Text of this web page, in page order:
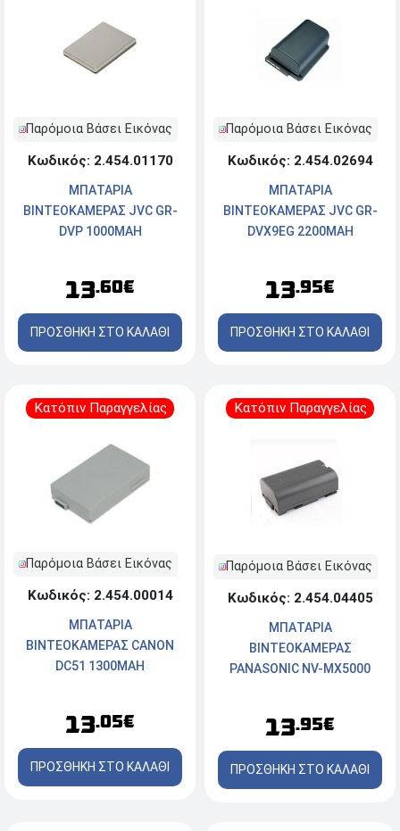
Παρόμοια Βάσει Εικόνας
Κωδικός: 2.454.01170
ΜΠΑΤΑΡΙΑ
ΒΙΝΤΕΟΚΑΜΕΡΑΣ JVC GR-
DVP 1000MAH
13.60€
ΠΡΟΣΘΗΚΗ ΣΤΟ ΚΑΛΑΘΙ
Παρόμοια Βάσει Εικόνας
Κωδικός: 2.454.02694
ΜΠΑΤΑΡΙΑ
ΒΙΝΤΕΟΚΑΜΕΡΑΣ JVC GR-
DVX9EG 2200MAH
13.95€
ΠΡΟΣΘΗΚΗ ΣΤΟ ΚΑΛΑΘΙ
Κατόπιν Παραγγελίας
Παρόμοια Βάσει Εικόνας
Κωδικός: 2.454.00014
ΜΠΑΤΑΡΙΑ
ΒΙΝΤΕΟΚΑΜΕΡΑΣ CANON
DC51 1300MAH
13.05€
ΠΡΟΣΘΗΚΗ ΣΤΟ ΚΑΛΑΘΙ
Κατόπιν Παραγγελίας
Παρόμοια Βάσει Εικόνας
Κωδικός: 2.454.04405
ΜΠΑΤΑΡΙΑ
ΒΙΝΤΕΟΚΑΜΕΡΑΣ
PANASONIC NV-MX5000
13.95€
ΠΡΟΣΘΗΚΗ ΣΤΟ ΚΑΛΑΘΙ